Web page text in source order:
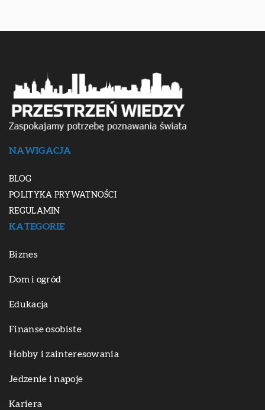
NAWIGACJA
BLOG
POLITYKA PRYWATNOŚCI
REGULAMIN
KATEGORIE
Biznes
Dom i ogród
Edukacja
Finanse osobiste
Hobby i zainteresowania
Jedzenie i napoje
Kariera